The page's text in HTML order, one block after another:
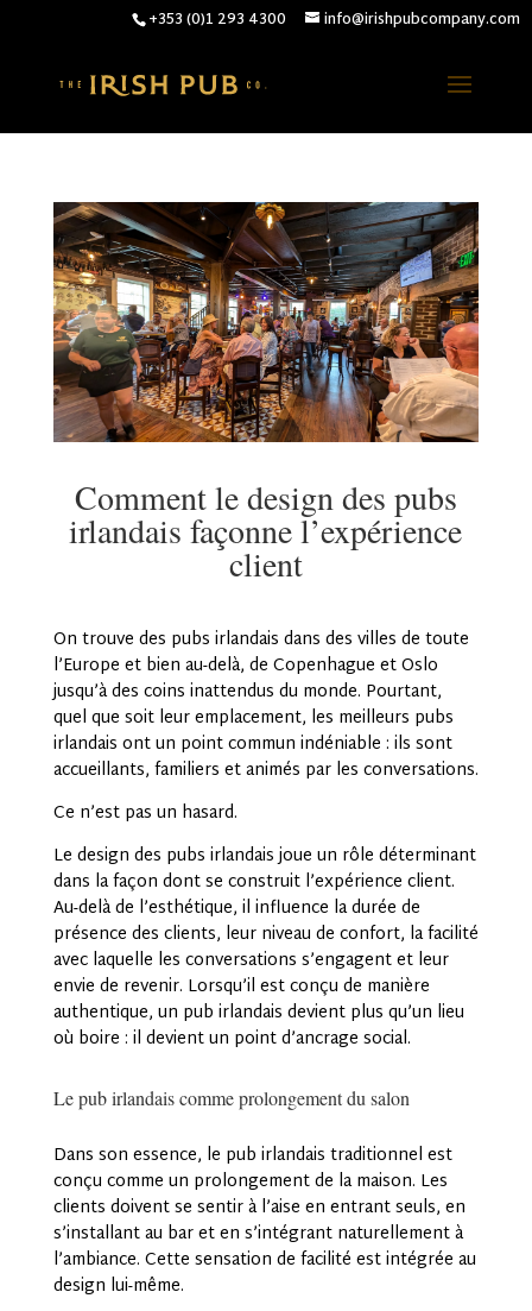
+353 (0)1 293 4300 info@irishpubcompany.com
Comment le design des pubs
irlandais façonne l’expérience
client
On trouve des pubs irlandais dans des villes de toute
l’Europe et bien au-delà, de Copenhague et Oslo
jusqu’à des coins inattendus du monde. Pourtant,
quel que soit leur emplacement, les meilleurs pubs
irlandais ont un point commun indéniable : ils sont
accueillants, familiers et animés par les conversations.
Ce n’est pas un hasard.
Le design des pubs irlandais joue un rôle déterminant
dans la façon dont se construit l’expérience client.
Au-delà de l’esthétique, il influence la durée de
présence des clients, leur niveau de confort, la facilité
avec laquelle les conversations s’engagent et leur
envie de revenir. Lorsqu’il est conçu de manière
authentique, un pub irlandais devient plus qu’un lieu
où boire : il devient un point d’ancrage social.
Le pub irlandais comme prolongement du salon
Dans son essence, le pub irlandais traditionnel est
conçu comme un prolongement de la maison. Les
clients doivent se sentir à l’aise en entrant seuls, en
s’installant au bar et en s’intégrant naturellement à
l’ambiance. Cette sensation de facilité est intégrée au
design lui-même.